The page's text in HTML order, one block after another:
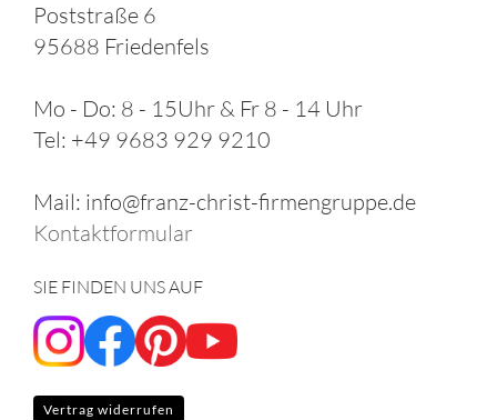
Poststraße 6
95688 Friedenfels
Mo - Do: 8 - 15Uhr & Fr 8 - 14 Uhr
Tel: +49 9683 929 9210
Mail: info@franz-christ-firmengruppe.de
Kontaktformular
SIE FINDEN UNS AUF
Vertrag widerrufen